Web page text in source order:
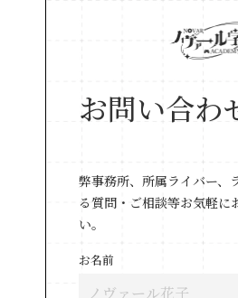
お問い合わ
弊事務所、所属ライバー、
る質問・ご相談等お気軽に
い。
お名前